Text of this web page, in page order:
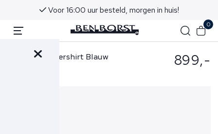
Voor 16:00 uur besteld, morgen in huis!
0
Pescarolo Overshirt Blauw 899,-